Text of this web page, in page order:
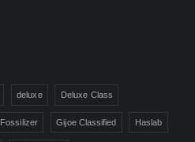
deluxe Deluxe Class
Fossilizer Gijoe Classified Haslab